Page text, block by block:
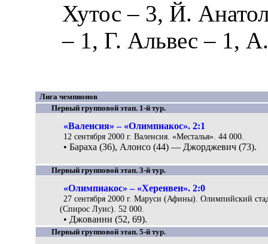
Хутос – 3, Й.
– 1, Г. Альвес – 1,
Лига чемпионов
Первый групповой этап. 1-й тур.
«Валенсия» – «Олимпиакос». 2:1
12 сентября 2000 г. Валенсия. «Месталья». 44 000.
• Бараха (36), Алонсо (44) — Джорджевич (73).
Первый групповой этап. 3-й тур.
«Олимпиакос» – «Херенвен». 2:0
27 сентября 2000 г. Маруси (Афины). Олимпийский
(Спирос Луис). 52 000.
• Джованни (52, 69).
Первый групповой этап. 5-й тур.